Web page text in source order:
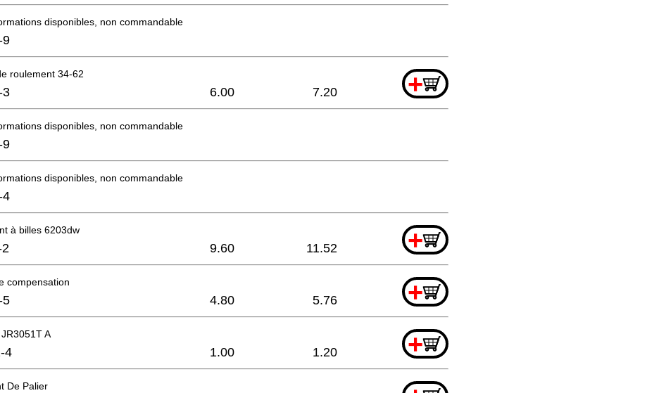
disponibles, non commandable
9
roulement 34-62 +
3 6.00 7.20
disponibles, non commandable
9
disponibles, non commandable
4
à billes 6203dw +
9.60 11.52
compensation +
5 4.80 5.76
A +
4 1.00 1.20
De Palier